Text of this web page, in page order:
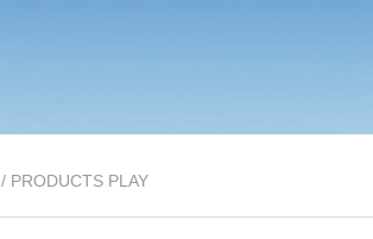
/ PRODUCTS PLAY